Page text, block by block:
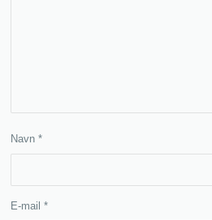
Navn*
E-mail*